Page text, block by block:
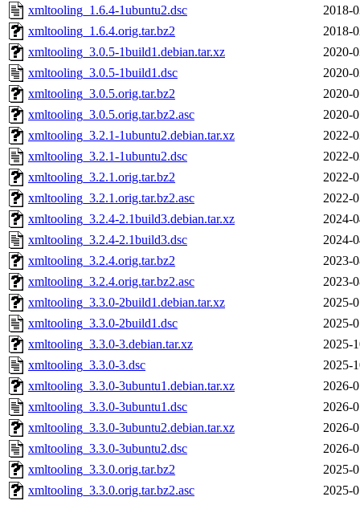
xmltooling_1.6.4-1ubuntu2.dsc
2018-
xmltooling_1.6.4.orig.tar.bz2
2018-
xmltooling_3.0.5-1build1.debian.tar.xz
2020-
xmltooling_3.0.5-1build1.dsc
2020-
xmltooling_3.0.5.orig.tar.bz2
2020-
xmltooling_3.0.5.orig.tar.bz2.asc
2020-
xmltooling_3.2.1-1ubuntu2.debian.tar.xz
2022-
xmltooling_3.2.1-1ubuntu2.dsc
2022-
xmltooling_3.2.1.orig.tar.bz2
2022-
xmltooling_3.2.1.orig.tar.bz2.asc
2022-
xmltooling_3.2.4-2.1build3.debian.tar.xz
2024-
xmltooling_3.2.4-2.1build3.dsc
2024-
xmltooling_3.2.4.orig.tar.bz2
2023-
xmltooling_3.2.4.orig.tar.bz2.asc
2023-
xmltooling_3.3.0-2build1.debian.tar.xz
2025-
xmltooling_3.3.0-2build1.dsc
2025-
xmltooling_3.3.0-3.debian.tar.xz
2025-
xmltooling_3.3.0-3.dsc
2025-
xmltooling_3.3.0-3ubuntu1.debian.tar.xz
2026-
xmltooling_3.3.0-3ubuntu1.dsc
2026-
xmltooling_3.3.0-3ubuntu2.debian.tar.xz
2026-
xmltooling_3.3.0-3ubuntu2.dsc
2026-
xmltooling_3.3.0.orig.tar.bz2
2025-
xmltooling_3.3.0.orig.tar.bz2.asc
2025-